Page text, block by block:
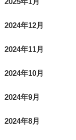
2024年12月
2024年11月
2024年10月
2024年9月
2024年8月